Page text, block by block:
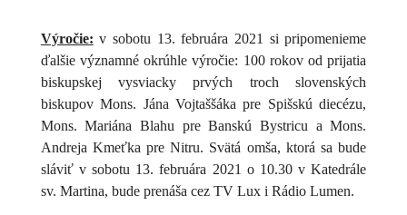
Výročie: v sobotu 13. februára 2021 si pripomenieme
ďalšie významné okrúhle výročie: 100 rokov od prijatia
biskupskej vysviacky prvých troch slovenských
biskupov Mons. Jána Vojtaššáka pre Spišskú diecézu,
Mons. Mariána Blahu pre Banskú Bystricu a Mons.
Andreja Kmeťka pre Nitru. Svätá omša, ktorá sa bude
sláviť v sobotu 13. februára 2021 o 10.30 v Katedrále
sv. Martina, bude prenáša cez TV Lux i Rádio Lumen.